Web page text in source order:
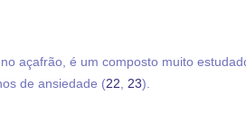
açafrão, é um composto muito
de ansiedade (22 23).